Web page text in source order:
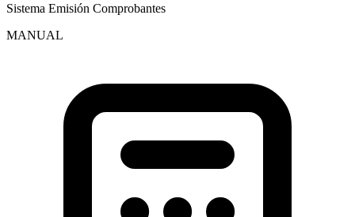
Sistema Emisión Comprobantes
MANUAL